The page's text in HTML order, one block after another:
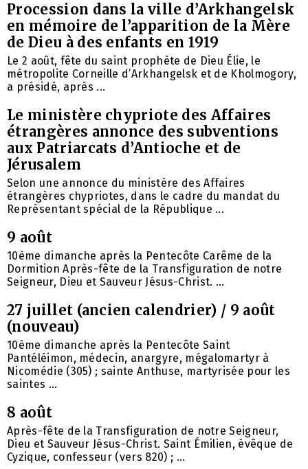
Procession dans la ville d’Arkhangelsk
en mémoire de l’apparition de la Mère
de Dieu à des enfants en 1919
Le 2 août, fête du saint prophète de Dieu Élie, le
métropolite Corneille d’Arkhangelsk et de Kholmogory,
a présidé, après ...
Le ministère chypriote des Affaires
étrangères annonce des subventions
aux Patriarcats d’Antioche et de
Jérusalem
Selon une annonce du ministère des Affaires
étrangères chypriotes, dans le cadre du mandat du
Représentant spécial de la République ...
9 août
10ème dimanche après la Pentecôte Carême de la
Dormition Après-fête de la Transfiguration de notre
Seigneur, Dieu et Sauveur Jésus-Christ. ...
27 juillet (ancien calendrier) / 9 août
(nouveau)
10ème dimanche après la Pentecôte Saint
Pantéléimon, médecin, anargyre, mégalomartyr à
Nicomédie (305) ; sainte Anthuse, martyrisée pour les
saintes ...
8 août
Après-fête de la Transfiguration de notre Seigneur,
Dieu et Sauveur Jésus-Christ. Saint Émilien, évêque de
Cyzique, confesseur (vers 820) ; ...